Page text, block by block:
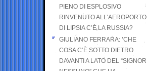
PIENO DI ESPLOSIVO
RINVENUTO ALL’AEROPORTO
DI LIPSIA C’È LA RUSSIA?
GIULIANO FERRARA: ’CHE
COSA C’È SOTTO DIETRO
DAVANTI A LATO DEL “SIGNOR